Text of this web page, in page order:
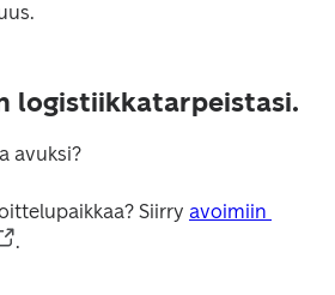
logistiikkatarpeistasi.
avuksi?
Siirry avoimiin
.